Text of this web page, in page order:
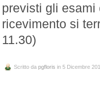
previsti gli
ricevimento si
11.30)
Scritto da pgfloris in 5 Dicembre